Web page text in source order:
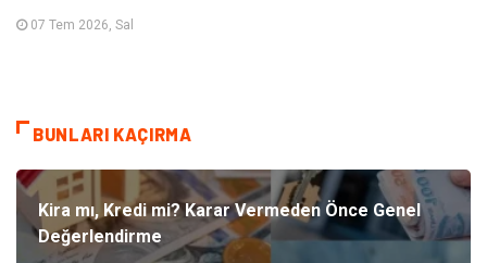
07 Tem 2026, Sal
BUNLARI KAÇIRMA
Kira mı, Kredi mi? Karar Vermeden Önce Genel
Değerlendirme